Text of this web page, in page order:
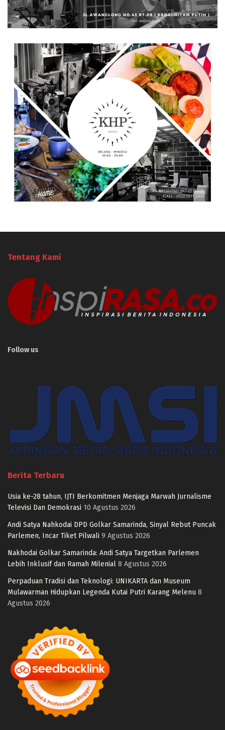
Tentang Kami
Follow us
Berita Terbaru
Usia ke-28 tahun, IJTI Berkomitmen Menjaga Marwah Jurnalisme
Televisi Dan Demokrasi 10 Agustus 2026
Andi Satya Nahkodai DPD Golkar Samarinda, Sinyal Rebut Puncak
Parlemen, Incar Tiket Pilwali 9 Agustus 2026
Nakhodai Golkar Samarinda: Andi Satya Targetkan Parlemen
Lebih Inklusif dan Ramah Milenial 8 Agustus 2026
Perpaduan Tradisi dan Teknologi: UNIKARTA dan Museum
Mulawarman Hidupkan Legenda Kutai Putri Karang Melenu 8
Agustus 2026